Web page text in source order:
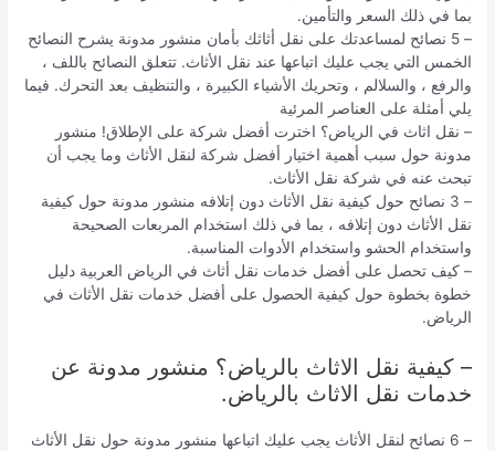
بما في ذلك السعر والتأمين.
– 5 نصائح لمساعدتك على نقل أثاثك بأمان منشور مدونة يشرح النصائح
الخمس التي يجب عليك اتباعها عند نقل الأثاث. تتعلق النصائح باللف ،
والرفع ، والسلالم ، وتحريك الأشياء الكبيرة ، والتنظيف بعد التحرك. فيما
يلي أمثلة على العناصر المرئية
– نقل اثاث في الرياض؟ اخترت أفضل شركة على الإطلاق! منشور
مدونة حول سبب أهمية اختيار أفضل شركة لنقل الأثاث وما يجب أن
تبحث عنه في شركة نقل الأثاث.
– 3 نصائح حول كيفية نقل الأثاث دون إتلافه منشور مدونة حول كيفية
نقل الأثاث دون إتلافه ، بما في ذلك استخدام المربعات الصحيحة
واستخدام الحشو واستخدام الأدوات المناسبة.
– كيف تحصل على أفضل خدمات نقل أثاث في الرياض العربية دليل
خطوة بخطوة حول كيفية الحصول على أفضل خدمات نقل الأثاث في
الرياض.
– كيفية نقل الاثاث بالرياض؟ منشور مدونة عن
خدمات نقل الاثاث بالرياض.
– 6 نصائح لنقل الأثاث يجب عليك اتباعها منشور مدونة حول نقل الأثاث